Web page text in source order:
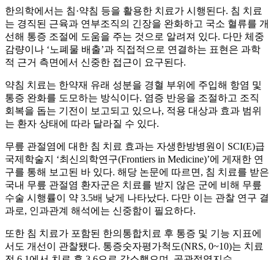
한의학에서는 침·약침 등을 활용한 치료가 시행된다. 침 치료
는 경직된 근육과 연부조직의 긴장을 완화하고 국소 혈류를 개
선해 통증 조절에 도움을 주는 것으로 알려져 있다. 다만 체중
감량이나 ‘노폐물 배출’과 직접적으로 연결하는 표현은 과학
적 근거 측면에서 신중한 접근이 요구된다.
약침 치료는 한약재 유래 성분을 경혈 부위에 주입해 항염 및
통증 완화를 도모하는 방식이다. 염증 반응을 조절하고 조직
회복을 돕는 기전이 보고되고 있으나, 적용 대상과 효과 범위
는 환자 상태에 따라 달라질 수 있다.
무릎 관절염에 대한 침 치료 효과는 자생한방병원이 SCI(E)급
국제학술지 ‘최신의학연구(Frontiers in Medicine)’에 게재한 연
구를 통해 보고된 바 있다. 해당 논문에 따르면, 침 치료를 받은
국내 무릎 관절염 환자군은 치료를 받지 않은 군에 비해 무릎
수술 시행률이 약 3.5배 낮게 나타났다. 다만 이는 관찰 연구 결
과로, 인과관계 해석에는 신중함이 필요하다.
또한 침 치료가 포함된 한의통합치료 후 통증 및 기능 지표에
서도 개선이 관찰됐다. 통증숫자평가척도(NRS, 0~10)는 치료